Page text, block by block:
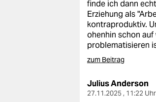
finde ich dann
Erziehung als
kontraproduktiv.
ohenhin schon
problematisieren
zum Beitrag
Julius Anderson
27.11.2025 , 11:22 Uhr